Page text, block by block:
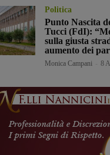
Politica
Punto Nascita
Tucci (FdI):
sulla giusta
aumento dei
Monica Campani 8